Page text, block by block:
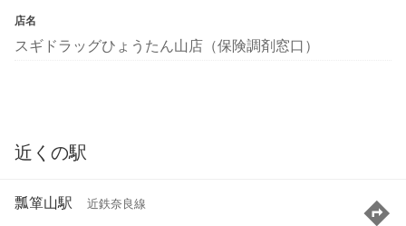
店名
スギドラッグひょうたん山店（保険調剤窓口）
近くの駅
瓢箪山駅 近鉄奈良線